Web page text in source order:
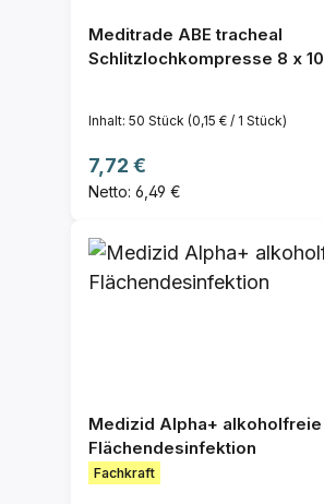
Meditrade ABE tracheal
Schlitzlochkompresse 8 x
Inhalt: 50 Stück (0,15 € / 1 Stück)
Regulärer Preis:
7,72 €
Netto: 6,49 €
Medizid Alpha+ alkoholfreie
Flächendesinfektion
Fachkraft